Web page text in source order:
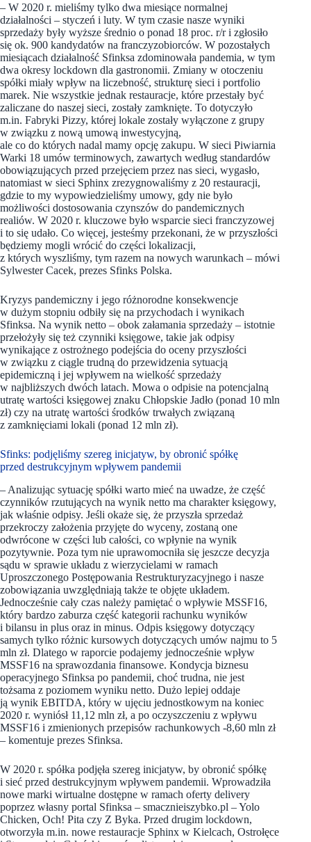
– W 2020 r. mieliśmy tylko dwa miesiące normalnej
działalności – styczeń i luty. W tym czasie nasze wyniki
sprzedaży były wyższe średnio o ponad 18 proc. r/r i zgłosiło
się ok. 900 kandydatów na franczyzobiorców. W pozostałych
miesiącach działalność Sfinksa zdominowała pandemia, w tym
dwa okresy lockdown dla gastronomii. Zmiany w otoczeniu
spółki miały wpływ na liczebność, strukturę sieci i portfolio
marek. Nie wszystkie jednak restauracje, które przestały być
zaliczane do naszej sieci, zostały zamknięte. To dotyczyło
m.in. Fabryki Pizzy, której lokale zostały wyłączone z grupy
w związku z nową umową inwestycyjną,
ale co do których nadal mamy opcję zakupu. W sieci Piwiarnia
Warki 18 umów terminowych, zawartych według standardów
obowiązujących przed przejęciem przez nas sieci, wygasło,
natomiast w sieci Sphinx zrezygnowaliśmy z 20 restauracji,
gdzie to my wypowiedzieliśmy umowy, gdy nie było
możliwości dostosowania czynszów do pandemicznych
realiów. W 2020 r. kluczowe było wsparcie sieci franczyzowej
i to się udało. Co więcej, jesteśmy przekonani, że w przyszłości
będziemy mogli wrócić do części lokalizacji,
z których wyszliśmy, tym razem na nowych warunkach – mówi
Sylwester Cacek, prezes Sfinks Polska.
Kryzys pandemiczny i jego różnorodne konsekwencje
w dużym stopniu odbiły się na przychodach i wynikach
Sfinksa. Na wynik netto – obok załamania sprzedaży – istotnie
przełożyły się też czynniki księgowe, takie jak odpisy
wynikające z ostrożnego podejścia do oceny przyszłości
w związku z ciągle trudną do przewidzenia sytuacją
epidemiczną i jej wpływem na wielkość sprzedaży
w najbliższych dwóch latach. Mowa o odpisie na potencjalną
utratę wartości księgowej znaku Chłopskie Jadło (ponad 10 mln
zł) czy na utratę wartości środków trwałych związaną
z zamknięciami lokali (ponad 12 mln zł).
Sfinks: podjęliśmy szereg inicjatyw, by obronić spółkę
przed destrukcyjnym wpływem pandemii
– Analizując sytuację spółki warto mieć na uwadze, że część
czynników rzutujących na wynik netto ma charakter księgowy,
jak właśnie odpisy. Jeśli okaże się, że przyszła sprzedaż
przekroczy założenia przyjęte do wyceny, zostaną one
odwrócone w części lub całości, co wpłynie na wynik
pozytywnie. Poza tym nie uprawomocniła się jeszcze decyzja
sądu w sprawie układu z wierzycielami w ramach
Uproszczonego Postępowania Restrukturyzacyjnego i nasze
zobowiązania uwzględniają także te objęte układem.
Jednocześnie cały czas należy pamiętać o wpływie MSSF16,
który bardzo zaburza część kategorii rachunku wyników
i bilansu in plus oraz in minus. Odpis księgowy dotyczący
samych tylko różnic kursowych dotyczących umów najmu to 5
mln zł. Dlatego w raporcie podajemy jednocześnie wpływ
MSSF16 na sprawozdania finansowe. Kondycja biznesu
operacyjnego Sfinksa po pandemii, choć trudna, nie jest
tożsama z poziomem wyniku netto. Dużo lepiej oddaje
ją wynik EBITDA, który w ujęciu jednostkowym na koniec
2020 r. wyniósł 11,12 mln zł, a po oczyszczeniu z wpływu
MSSF16 i zmienionych przepisów rachunkowych -8,60 mln zł
– komentuje prezes Sfinksa.
W 2020 r. spółka podjęła szereg inicjatyw, by obronić spółkę
i sieć przed destrukcyjnym wpływem pandemii. Wprowadziła
nowe marki wirtualne dostępne w ramach oferty delivery
poprzez własny portal Sfinksa – smacznieiszybko.pl – Yolo
Chicken, Och! Pita czy Z Byka. Przed drugim lockdown,
otworzyła m.in. nowe restauracje Sphinx w Kielcach, Ostrołęce